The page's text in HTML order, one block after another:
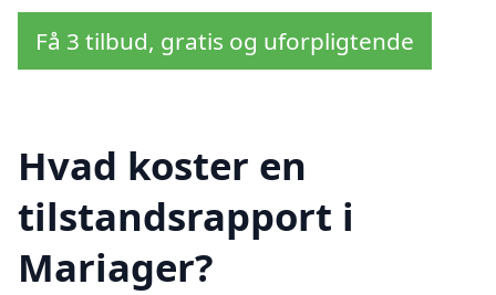
Få 3 tilbud, gratis og uforpligtende
Hvad koster en
tilstandsrapport i
Mariager?